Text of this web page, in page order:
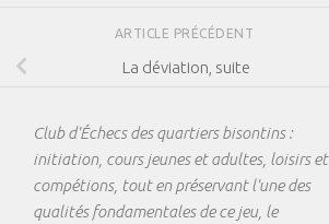
ARTICLE PRÉCÉDENT
La déviation, suite
Club d'Échecs des quartiers bisontins :
initiation, cours jeunes et adultes, loisirs et
compétions, tout en préservant l'une des
qualités fondamentales de ce jeu, le